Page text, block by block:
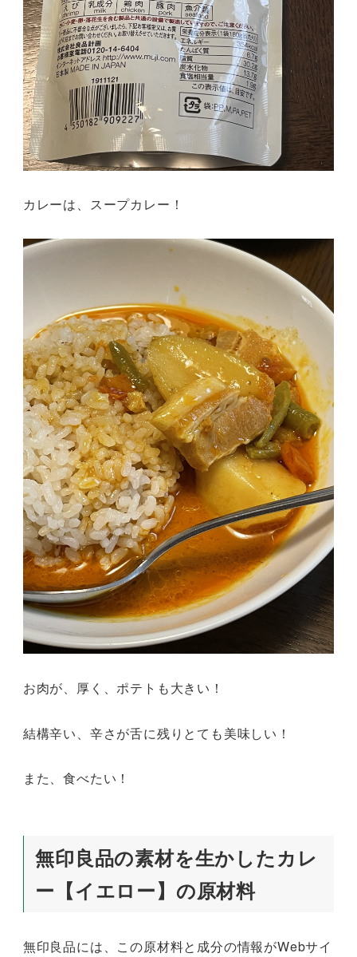
カレーは、スープカレー！
お肉が、厚く、ポテトも大きい！
結構辛い、辛さが舌に残りとても美味しい！
また、食べたい！
無印良品の素材を生かしたカレ
ー【イエロー】の原材料
無印良品には、この原材料と成分の情報がWebサイ